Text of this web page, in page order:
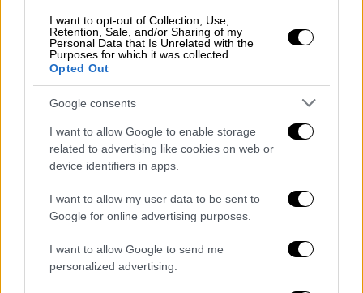
I want to opt-out of Collection, Use,
Retention, Sale, and/or Sharing of my
Personal Data that Is Unrelated with the
Purposes for which it was collected.
Opted Out
Google consents
I want to allow Google to enable storage
related to advertising like cookies on web or
device identifiers in apps.
I want to allow my user data to be sent to
Google for online advertising purposes.
I want to allow Google to send me
personalized advertising.
τόσο στο γεγονός ότι τα έλαια σιλικόνης
δεν είναι δυνατό να προκάλεσαν την
πυρόσφαιρα, αλλά και στο ότι ο
σιδηρόδρομος αντιμετωπίζει ακόμα
προβλήματα ασφαλείας, τα οποία πρέπει